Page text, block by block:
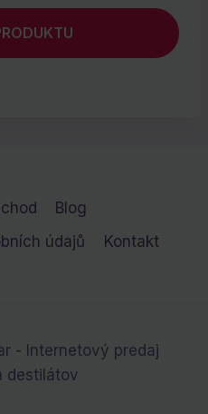
Blog
údajů
Kontakt
- Internetový predaj
destilátov